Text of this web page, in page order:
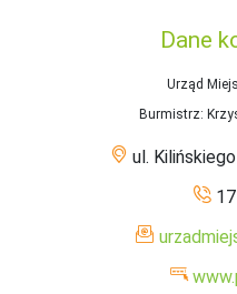
Dane
Urząd
Burmistrz:
ul.